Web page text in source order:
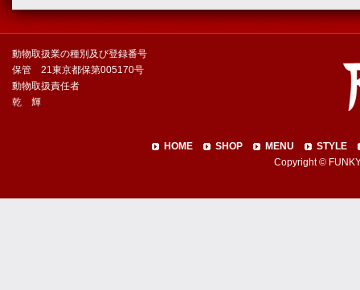
動物取扱業の種別及び登録番号
保管 21東京都保第005170号
動物取扱責任者
乾 輝
HOME SHOP MENU
STYLE
Copyright ©